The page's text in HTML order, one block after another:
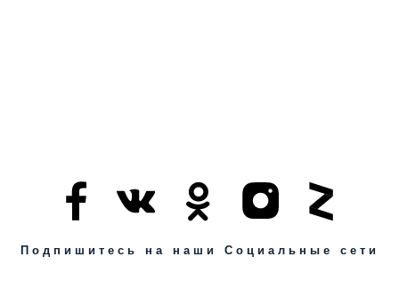
Подпишитесь на наши Социальные сети